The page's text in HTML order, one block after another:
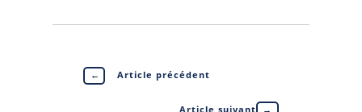
← Article précédent
Article suivant →